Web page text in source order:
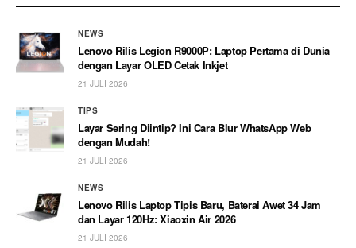
NEWS
Lenovo Rilis Legion R9000P: Laptop Pertama di Dunia
dengan Layar OLED Cetak Inkjet
21 JULI 2026
TIPS
Layar Sering Diintip? Ini Cara Blur WhatsApp Web
dengan Mudah!
21 JULI 2026
NEWS
Lenovo Rilis Laptop Tipis Baru, Baterai Awet 34 Jam
dan Layar 120Hz: Xiaoxin Air 2026
21 JULI 2026